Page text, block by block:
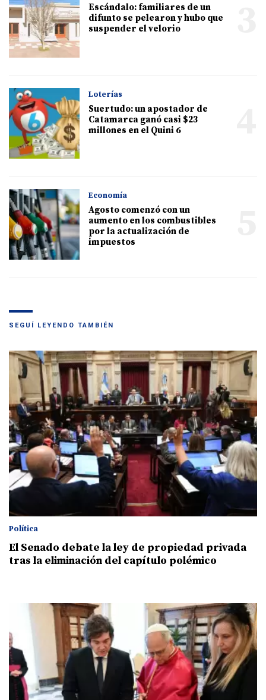
Escándalo: familiares de un
difunto se pelearon y hubo que
suspender el velorio
Loterías
Suertudo: un apostador de
Catamarca ganó casi $23
millones en el Quini 6
Economía
Agosto comenzó con un
aumento en los combustibles
por la actualización de
impuestos
SEGUÍ LEYENDO TAMBIÉN
Política
El Senado debate la ley de propiedad privada
tras la eliminación del capítulo polémico